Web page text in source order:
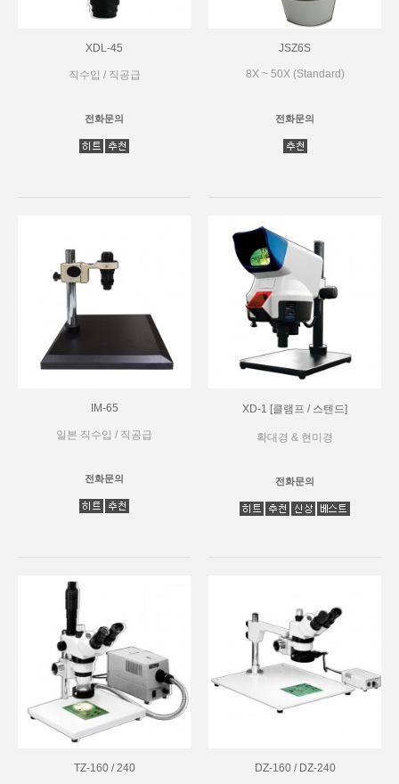
XDL-45
직수입 / 직공급
전화문의
JSZ6S
8X ~ 50X (Standard)
전화문의
IM-65
일본 직수입 / 직공급
전화문의
XD-1 [클램프 / 스텐드]
확대경 & 현미경
전화문의
TZ-160 / 240 DZ-160 / DZ-240